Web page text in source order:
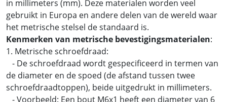
in millimeters (mm). Deze materialen worden veel
gebruikt in Europa en andere delen van de wereld waar
het metrische stelsel de standaard is.
Kenmerken van metrische bevestigingsmaterialen:
1. Metrische schroefdraad:
- De schroefdraad wordt gespecificeerd in termen van
de diameter en de spoed (de afstand tussen twee
schroefdraadtoppen), beide uitgedrukt in millimeters.
- Voorbeeld: Een bout M6x1 heeft een diameter van 6